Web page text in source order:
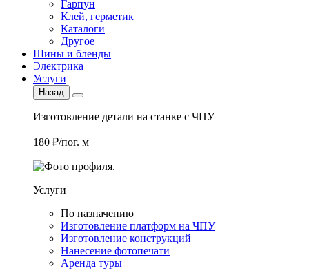
Гарпун
Клей, герметик
Каталоги
Другое
Шины и бленды
Электрика
Услуги
Назад
Изготовление детали на станке с ЧПУ
180 ₽/пог. м
Услуги
По назначению
Изготовление платформ на ЧПУ
Изготовление конструкций
Нанесение фотопечати
Аренда туры